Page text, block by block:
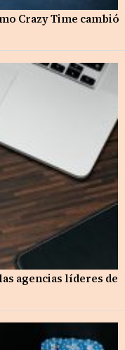
Crazy Time cambió
agencias líderes de